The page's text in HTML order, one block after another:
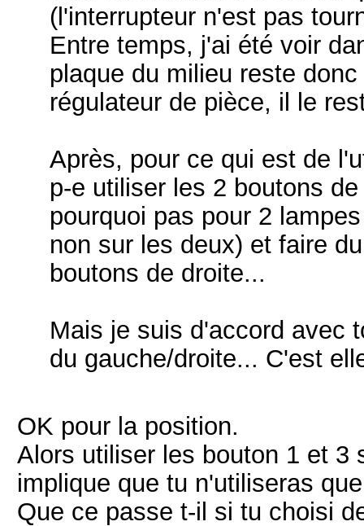
(l'interrupteur n'est pas
Entre temps, j'ai été voir
plaque du milieu reste
régulateur de pièce, il le
Après, pour ce qui est de
p-e utiliser les 2 boutons
pourquoi pas pour 2
non sur les deux) et faire
boutons de droite...
Mais je suis d'accord avec
du gauche/droite... C'est
OK pour la position.
Alors utiliser les bouton 1 et 3
implique que tu n'utiliseras
Que ce passe t-il si tu choisi